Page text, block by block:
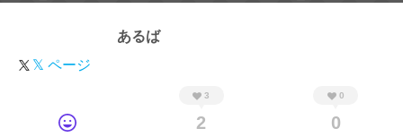
あるば
𝕏 ページ
3
2
0
0